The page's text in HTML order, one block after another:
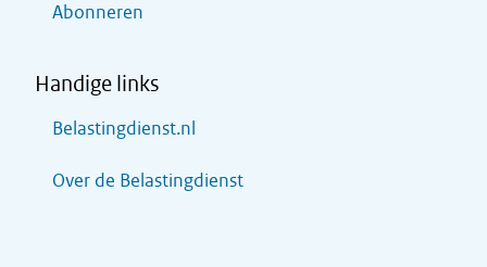
Abonneren
Handige links
Belastingdienst.nl
Over de Belastingdienst